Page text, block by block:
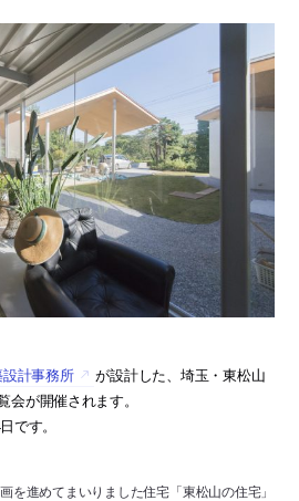
計事務所
が設計した、埼玉・東松山
が開催されます。
です。
を進めてまいりました住宅「東松山の住宅」